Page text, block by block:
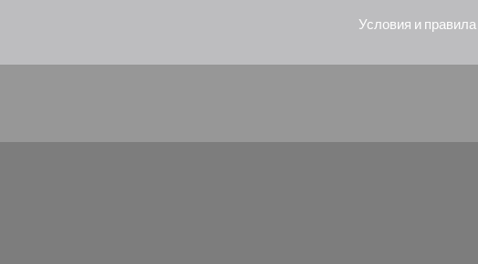
Условия и правила